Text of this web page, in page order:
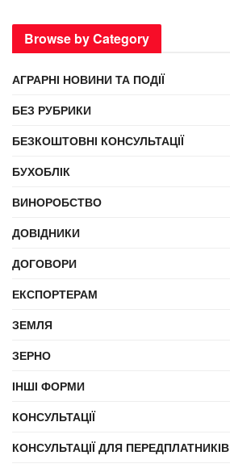
Browse by Category
АГРАРНІ НОВИНИ ТА ПОДІЇ
БЕЗ РУБРИКИ
БЕЗКОШТОВНІ КОНСУЛЬТАЦІЇ
БУХОБЛІК
ВИНОРОБСТВО
ДОВІДНИКИ
ДОГОВОРИ
ЕКСПОРТЕРАМ
ЗЕМЛЯ
ЗЕРНО
ІНШІ ФОРМИ
КОНСУЛЬТАЦІЇ
КОНСУЛЬТАЦІЇ ДЛЯ ПЕРЕДПЛАТНИКІВ